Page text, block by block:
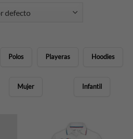
Polos Playeras Hoodies
Mujer Infantil